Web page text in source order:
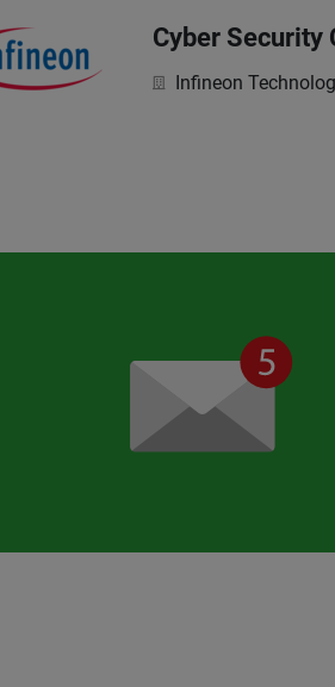
Cyber
Infineon